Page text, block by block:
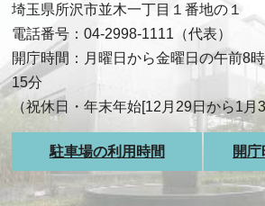
埼玉県所沢市並木一丁目１番地の１
電話番号：04-2998-1111（代表）
開庁時間：月曜日から金曜日の午前8
15分
（祝休日・年末年始[12月29日から1月
駐車場の利用時間 開庁